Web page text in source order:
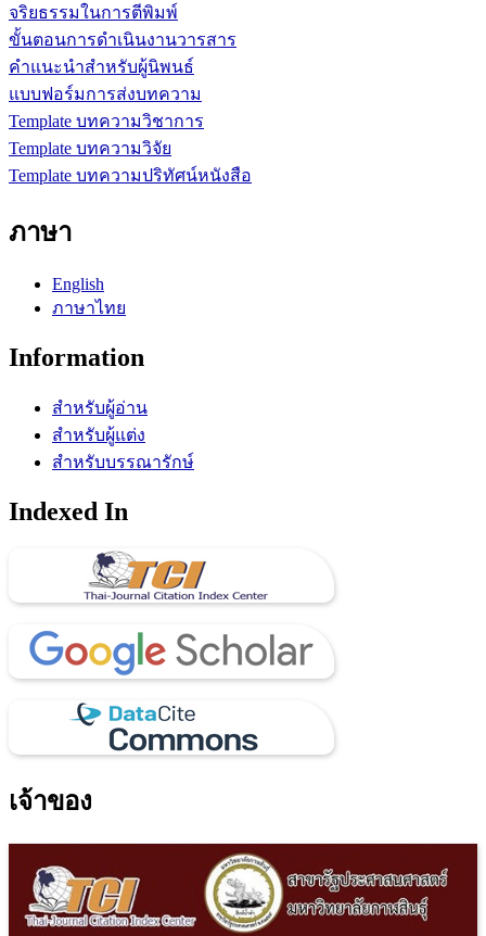
จริยธรรมในการตีพิมพ์
ขั้นตอนการดำเนินงานวารสาร
คำแนะนำสำหรับผู้นิพนธ์
แบบฟอร์มการส่งบทความ
Template บทความวิชาการ
Template บทความวิจัย
Template บทความปริทัศน์หนังสือ
ภาษา
English
ภาษาไทย
Information
สำหรับผู้อ่าน
สำหรับผู้แต่ง
สำหรับบรรณารักษ์
Indexed In
เจ้าของ